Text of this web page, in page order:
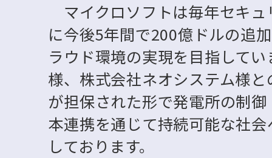
マイクロソフトは毎年セキ
に今後5年間で200億ドルの追
ラウド環境の実現を目指して
様、株式会社ネオシステム様
が担保された形で発電所の制
本連携を通じて持続可能な社
しております。